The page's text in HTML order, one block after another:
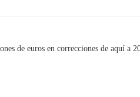
de euros en correcciones de aquí a